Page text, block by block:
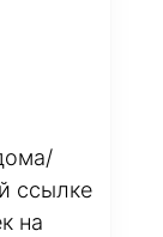
ссылке
на